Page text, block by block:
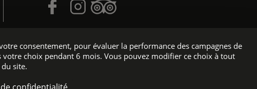
Agence WEBCOM
consentement, pour évaluer la performance des campagnes de
choix pendant 6 mois. Vous pouvez modifier ce choix à tout
site.